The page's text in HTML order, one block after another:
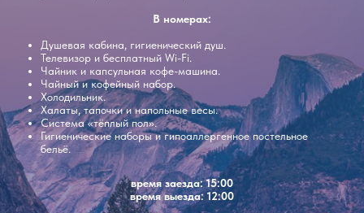
В номерах:
Душевая кабина, гигиенический душ.
Телевизор и бесплатный Wi-Fi.
Чайник и капсульная кофе-машина.
Чайный и кофейный набор.
Холодильник.
Халаты, тапочки и напольные весы.
Система «тёплый пол».
Гигиенические наборы и гипоаллергенное постельное
бельё.
время заезда: 15:00
время выезда: 12:00